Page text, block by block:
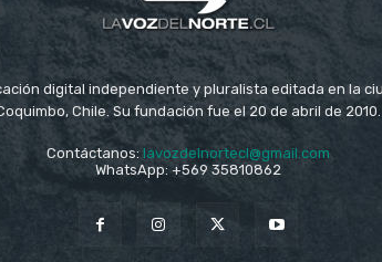
digital independiente y pluralista editada en la
Chile. Su fundación fue el 20 de abril de 2010.
Contáctanos: lavozdelnortecl@gmail.com
WhatsApp: +569 35810862